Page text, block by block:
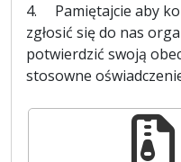
4. Pamiętajcie aby
zgłosić się do nas
potwierdzić swoją
stosowne